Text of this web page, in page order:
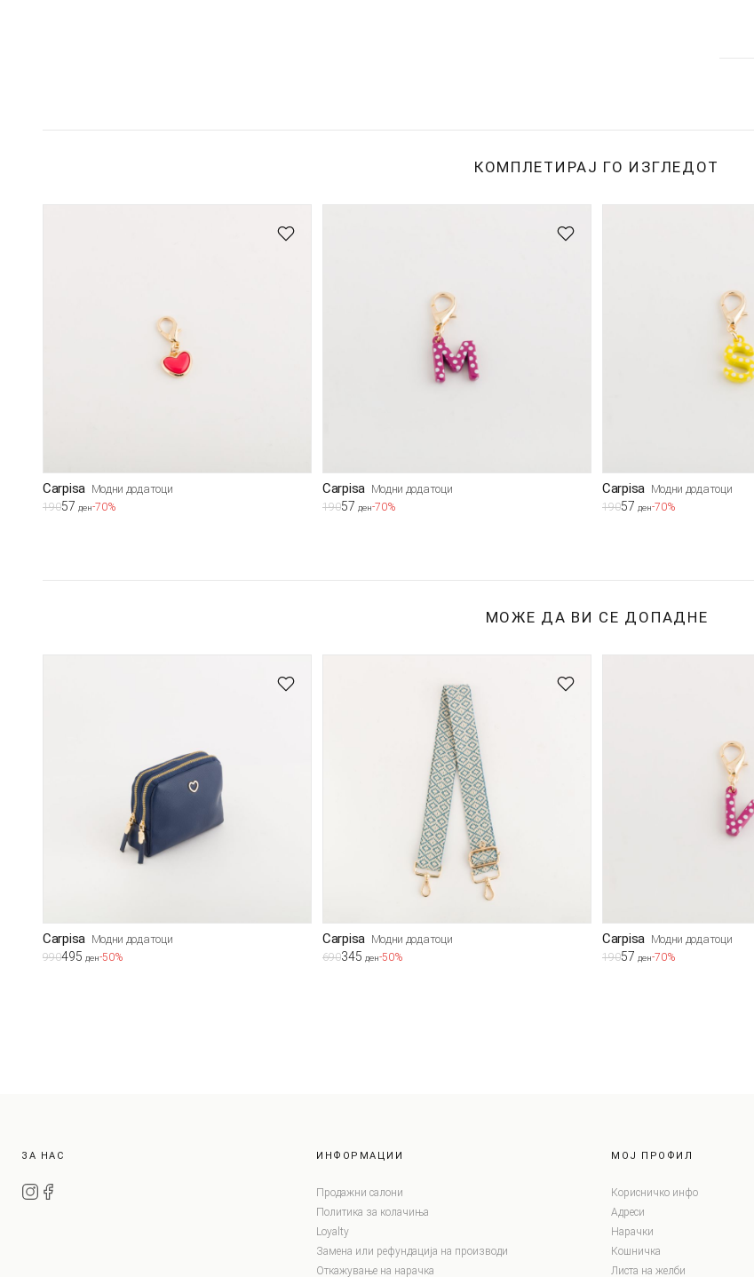
КОМПЛЕТИРАЈ ГО ИЗГЛЕДОТ
Carpisa Модни додатоци
19057 ден-70%
Carpisa Модни додатоци
19057 ден-70%
Carpisa Модни додатоци
19057 ден-70%
МОЖЕ ДА ВИ СЕ ДОПАДНЕ
Carpisa Модни додатоци
990495 ден-50%
Carpisa Модни додатоци
690345 ден-50%
Carpisa Модни додатоци
19057 ден-70%
ЗА НАС ИНФОРМАЦИИ
Продажни салони
Политика за колачиња
Loyalty
Замена или рефундација на производи
Откажување на нарачка
МОЈ ПРОФИЛ
Корисничко инфо
Адреси
Нарачки
Кошничка
Листа на желби